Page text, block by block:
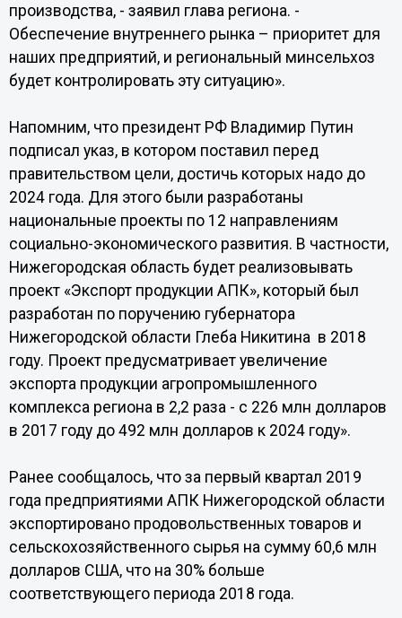
производства, - заявил глава региона. -
Обеспечение внутреннего рынка – приоритет для
наших предприятий, и региональный минсельхоз
будет контролировать эту ситуацию».
Напомним, что президент РФ Владимир Путин
подписал указ, в котором поставил перед
правительством цели, достичь которых надо до
2024 года. Для этого были разработаны
национальные проекты по 12 направлениям
социально-экономического развития. В частности,
Нижегородская область будет реализовывать
проект «Экспорт продукции АПК», который был
разработан по поручению губернатора
Нижегородской области Глеба Никитина в 2018
году. Проект предусматривает увеличение
экспорта продукции агропромышленного
комплекса региона в 2,2 раза - с 226 млн долларов
в 2017 году до 492 млн долларов к 2024 году».
Ранее сообщалось, что за первый квартал 2019
года предприятиями АПК Нижегородской области
экспортировано продовольственных товаров и
сельскохозяйственного сырья на сумму 60,6 млн
долларов США, что на 30% больше
соответствующего периода 2018 года.